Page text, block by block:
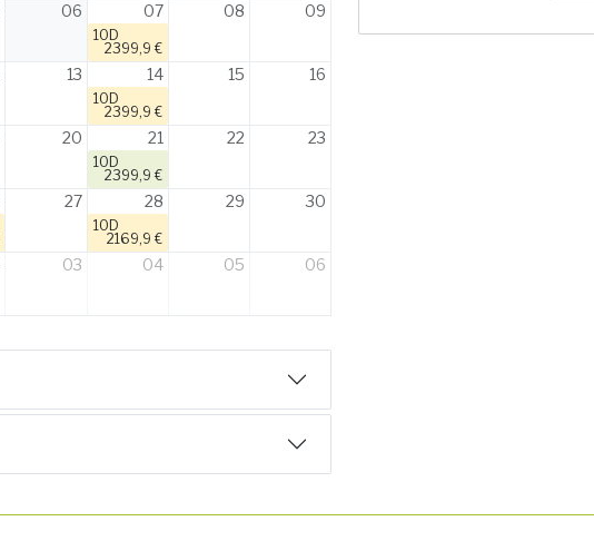
06 07
10D
2399,9 €
08 09
13 14
10D
2399,9 €
15 16
20 21
10D
2399,9 €
22 23
27 28
10D
2169,9 €
29 30
03 04 05 06